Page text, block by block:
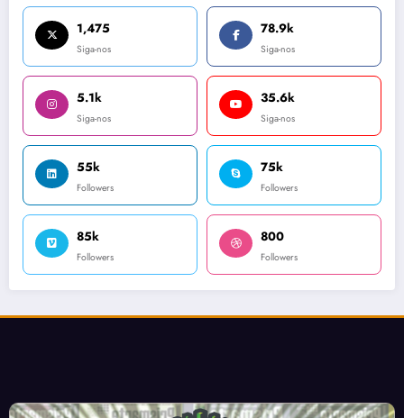
1,475
Siga-nos
78.9k
Siga-nos
5.1k
Siga-nos
35.6k
Siga-nos
55k
Followers
75k
Followers
85k
Followers
800
Followers